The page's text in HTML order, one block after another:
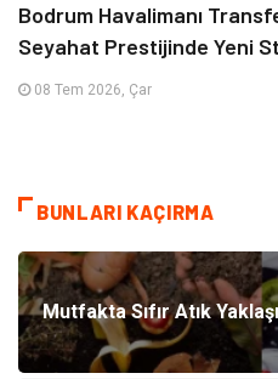
Bodrum Havalimanı
Seyahat Prestijinde Yeni
08 Tem 2026, Çar
BUNLARI KAÇIRMA
Mutfakta Sıfır Atık